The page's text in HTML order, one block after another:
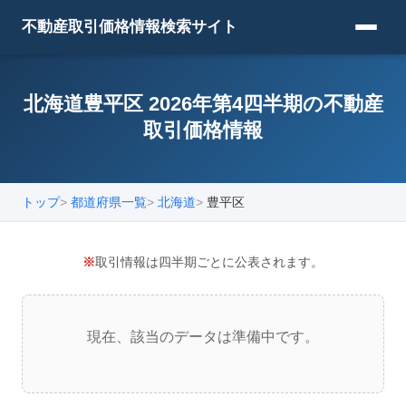
不動産取引価格情報検索サイト
北海道豊平区 2026年第4四半期の不動産
取引価格情報
トップ 都道府県一覧 北海道 豊平区
※取引情報は四半期ごとに公表されます。
現在、該当のデータは準備中です。